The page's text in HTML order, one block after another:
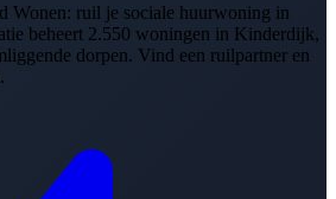
Wonen: ruil je sociale huurwoning in
beheert 2.550 woningen in Kinderdijk,
dorpen. Vind een ruilpartner en